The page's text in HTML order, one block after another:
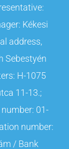
Kékesi
address,
Sebestyén
H-1075
11-13.;
01-
number:
/ Bank